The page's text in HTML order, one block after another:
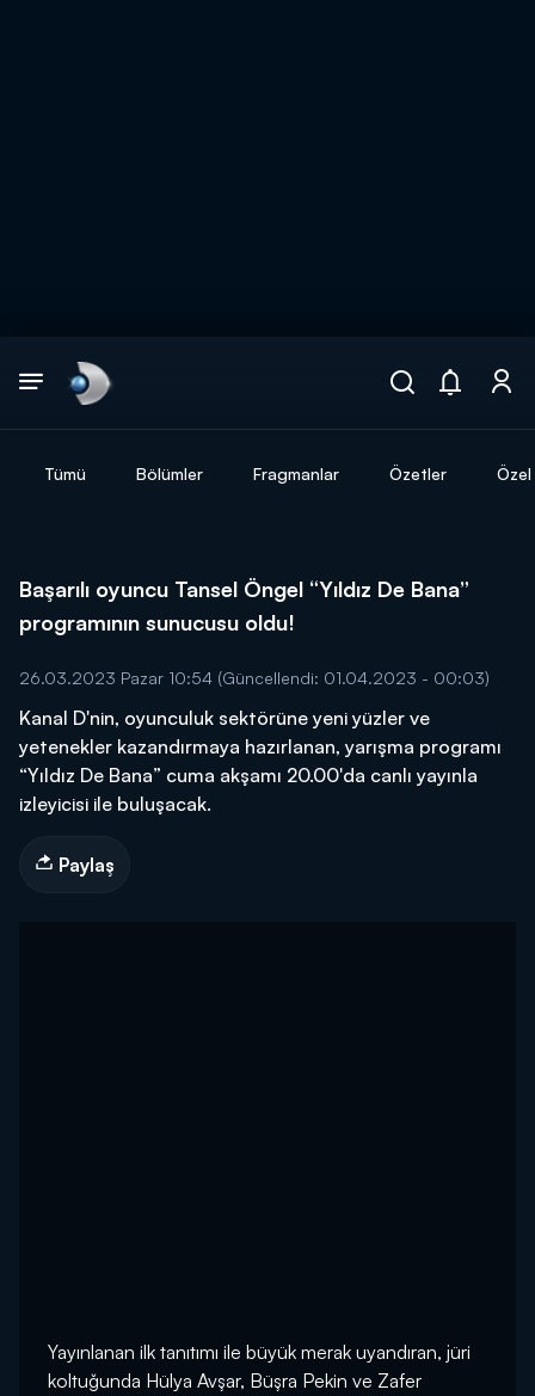
Tümü Bölümler Fragmanlar Özetler
Başarılı oyuncu Tansel Öngel “Yıldız De Bana”
programının sunucusu oldu!
26.03.2023 Pazar 10:54 (Güncellendi: 01.04.2023 - 00:03)
Kanal D'nin, oyunculuk sektörüne yeni yüzler ve
yetenekler kazandırmaya hazırlanan, yarışma programı
“Yıldız De Bana” cuma akşamı 20.00'da canlı yayınla
izleyicisi ile buluşacak.
Paylaş
Yayınlanan ilk tanıtımı ile büyük merak uyandıran, jüri
koltuğunda Hülya Avşar, Büşra Pekin ve Zafer